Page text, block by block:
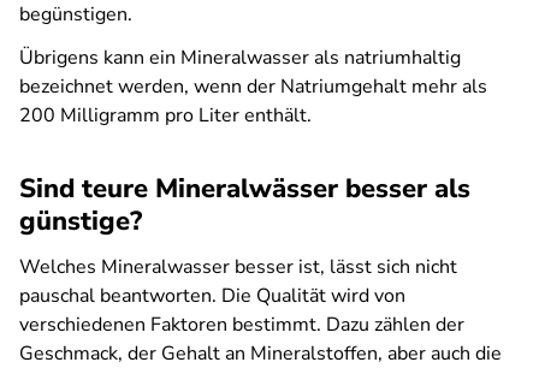
begünstigen.
Übrigens kann ein Mineralwasser als natriumhaltig
bezeichnet werden, wenn der Natriumgehalt mehr als
200 Milligramm pro Liter enthält.
Sind teure Mineralwässer besser als
günstige?
Welches Mineralwasser besser ist, lässt sich nicht
pauschal beantworten. Die Qualität wird von
verschiedenen Faktoren bestimmt. Dazu zählen der
Geschmack, der Gehalt an Mineralstoffen, aber auch die